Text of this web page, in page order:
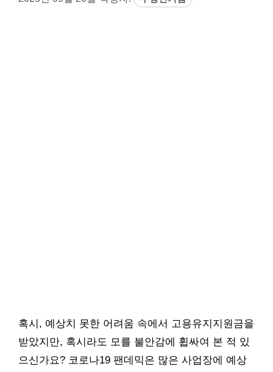
혹시, 예상치 못한 어려움 속에서 고용유지지원금을
받았지만, 혹시라도 모를 불안감에 휩싸여 본 적 있
으신가요? 코로나19 팬데믹은 많은 사업장에 예상